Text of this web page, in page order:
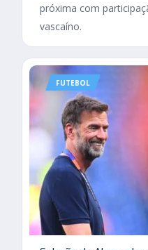
próxima com
vascaíno.
FUTEBOL